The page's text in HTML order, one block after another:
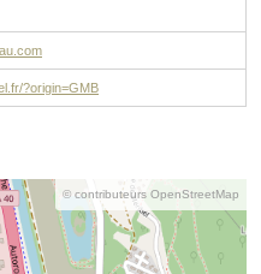
?origin=GMB
© contributeurs OpenStreetMap